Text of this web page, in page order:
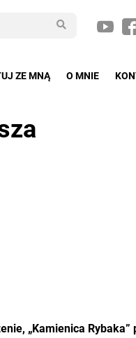
ZE MNĄ O MNIE
„Kamienica Rybaka”